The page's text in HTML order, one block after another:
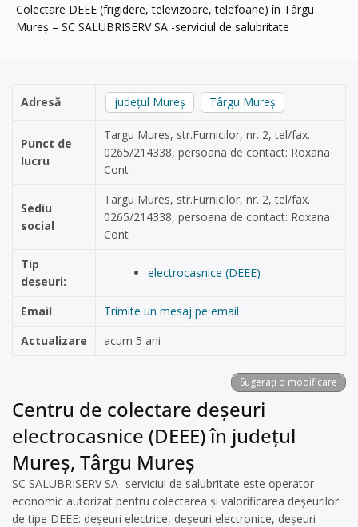
Colectare DEEE (frigidere, televizoare, telefoane) în Târgu
Mureș – SC SALUBRISERV SA -serviciul de salubritate
Adresă județul Mureș Târgu Mureș
Punct de
lucru
Targu Mures, str.Furnicilor, nr. 2, tel/fax.
0265/214338, persoana de contact: Roxana
Cont
Sediu
social
Targu Mures, str.Furnicilor, nr. 2, tel/fax.
0265/214338, persoana de contact: Roxana
Cont
Tip
deșeuri:
electrocasnice (DEEE)
Email
Trimite un mesaj pe email
Actualizare
acum 5 ani
Sugerați o modificare
Centru de colectare deșeuri
electrocasnice (DEEE) în județul
Mureș, Târgu Mureș
SC SALUBRISERV SA -serviciul de salubritate este operator
economic autorizat pentru colectarea și valorificarea deșeurilor
de tipe DEEE: deșeuri electrice, deșeuri electronice, deșeuri